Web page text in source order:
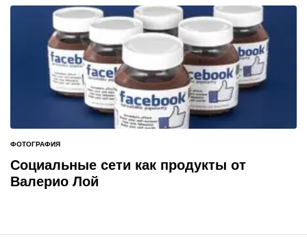
ОПУБЛИКОВАНО
В
ФОТОГРАФИЯ
Социальные сети как продукты от
Валерио Лой